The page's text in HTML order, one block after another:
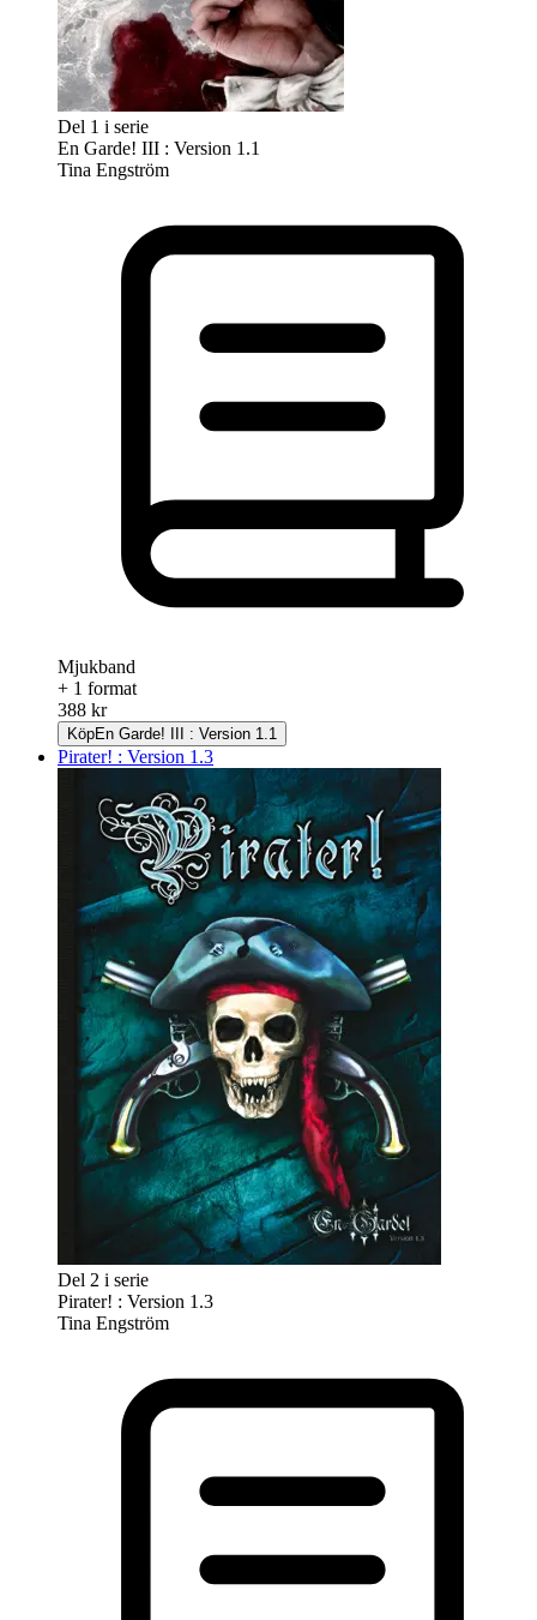
Del 1 i serie
En Garde! III : Version 1.1
Tina Engström
Mjukband
+ 1 format
388 kr
KöpEn Garde! III : Version 1.1
Pirater! : Version 1.3
Del 2 i serie
Pirater! : Version 1.3
Tina Engström